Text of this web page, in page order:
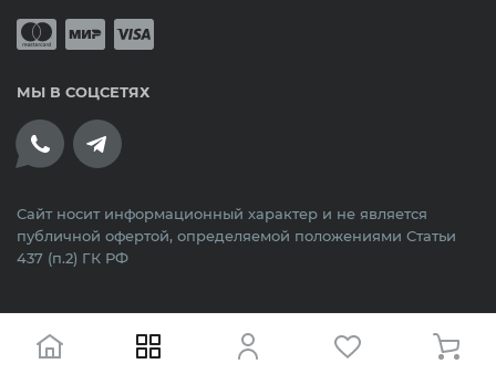
Принимается оплата банковскими
МЫ В СОЦСЕТЯХ
Сайт носит информационный характер и не является
публичной офертой, определяемой положениями Статьи
437 (п.2) ГК РФ